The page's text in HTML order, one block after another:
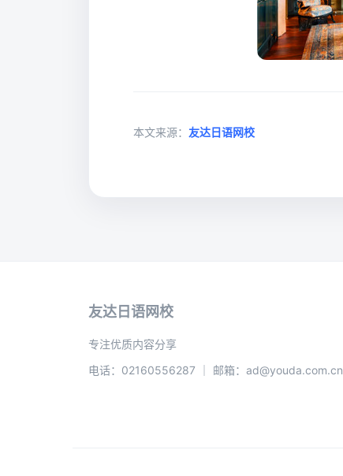
本文来源： 友达日语网校
友达日语网校
专注优质内容分享
电话：02160556287 ｜ 邮箱：ad@youda.com.cn